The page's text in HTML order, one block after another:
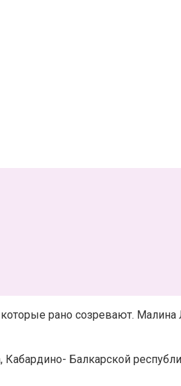
рано созревают. Малина
Балкарской